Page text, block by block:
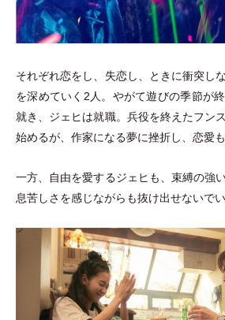
それぞれ恋をし、失恋し、ときに衝突し
を深めていく2人。やがて遊びの季節が
就き、ジェヒは就職。兵役を終えたフン
始めるが、作家になる夢に挫折し、恋愛も
一方、自由を愛するジェヒも、束縛の強
息苦しさを感じながらも抜け出せないでい